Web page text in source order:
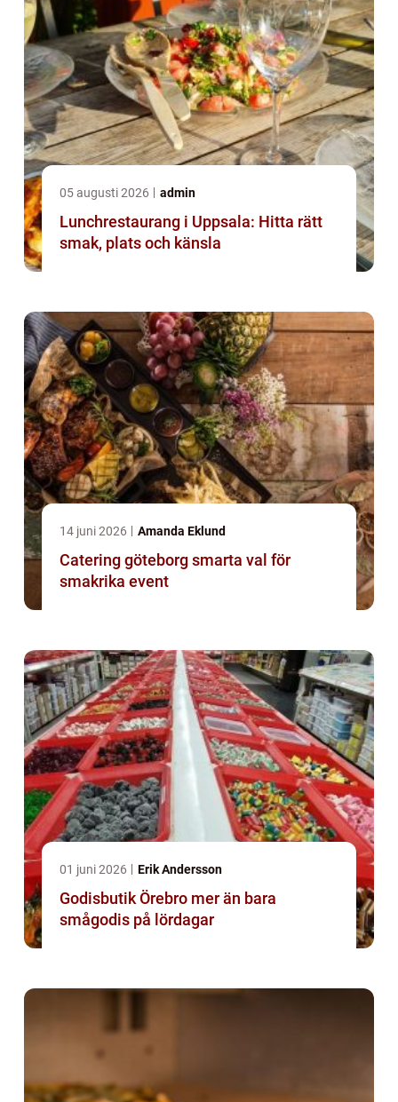
05 augusti 2026 admin
Lunchrestaurang i Uppsala: Hitta rätt
smak, plats och känsla
14 juni 2026 Amanda Eklund
Catering göteborg smarta val för
smakrika event
01 juni 2026 Erik Andersson
Godisbutik Örebro mer än bara
smågodis på lördagar